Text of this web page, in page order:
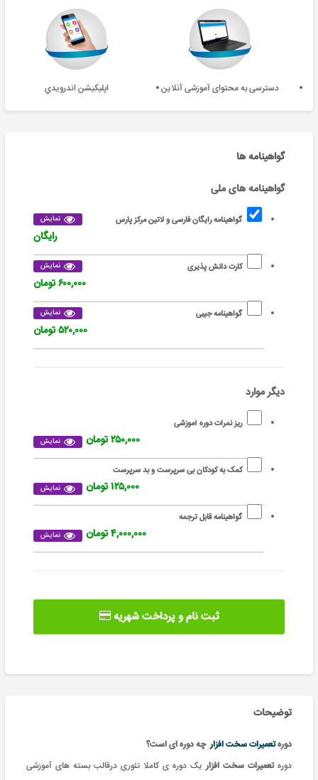
دسترسی به محتوای آموزشی آنلاین اپليکيشن اندرويدي
گواهینامه ها
گواهینامه های ملی
گواهینامه رایگان فارسی و لاتین مرکز پارس نمایش
رایگان
کارت دانش پذیری نمایش
۶۰۰,۰۰۰ تومان
گواهینامه جیبی نمایش
۵۲۰,۰۰۰ تومان
دیگر موارد
ریز نمرات دوره آموزشی
نمایش ۲۵۰,۰۰۰ تومان
کمک به کودکان بی سرپرست و بد سرپرست
نمایش ۱۲۵,۰۰۰ تومان
گواهینامه قابل ترجمه
نمایش ۴,۰۰۰,۰۰۰ تومان
ثبت نام و پرداخت شهریه
توضیحات
دورهتعمیرات سخت افزار چه دوره ای است؟
دوره تعمیرات سخت افزار یک دوره ی کاملا تئوری درقالب بسته های آموزشی